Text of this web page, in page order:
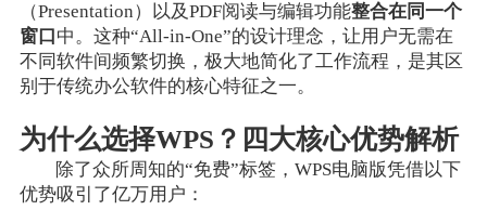
（Presentation）以及PDF阅读与编辑功能整合在同一个
窗口 中。这种“All-in-One”的设计理念，让用户无需在
不同软件间频繁切换，极大地简化了工作流程，是其区
别于传统办公软件的核心特征之一。
为什么选择WPS？四大核心优势解析
除了众所周知的“免费”标签，WPS电脑版凭借以下
优势吸引了亿万用户：